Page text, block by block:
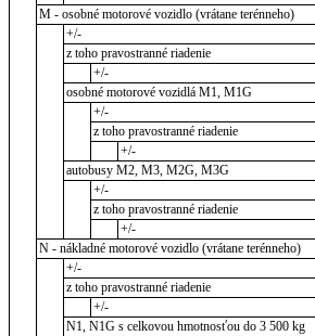
M - osobné motorové vozidlo (vrátane terénneho)
+/-
z toho pravostranné riadenie
+/-
osobné motorové vozidlá M1, M1G
+/-
z toho pravostranné riadenie
+/-
autobusy M2, M3, M2G, M3G
+/-
z toho pravostranné riadenie
+/-
N - nákladné motorové vozidlo (vrátane terénneho)
+/-
z toho pravostranné riadenie
+/-
N1, N1G s celkovou hmotnosťou do 3 500 kg